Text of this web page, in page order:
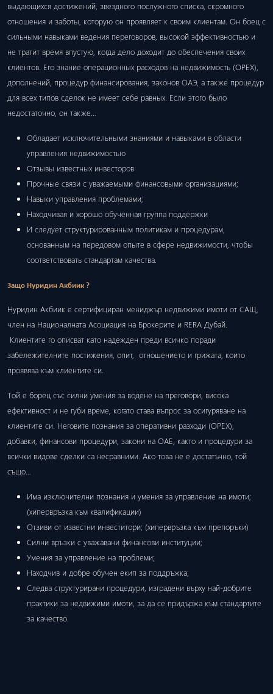
выдающихся достижений, звездного послужного списка, скромного
отношения и заботы, которую он проявляет к своим клиентам. Он боец ​​с
сильными навыками ведения переговоров, высокой эффективностью и
не тратит время впустую, когда дело доходит до обеспечения своих
клиентов. Его знание операционных расходов на недвижимость (OPEX),
дополнений, процедур финансирования, законов ОАЭ, а также процедур
для всех типов сделок не имеет себе равных. Если этого было
недостаточно, он также…
Обладает исключительными знаниями и навыками в области
управления недвижимостью
Отзывы известных инвесторов
Прочные связи с уважаемыми финансовыми организациями;
Навыки управления проблемами;
Находчивая и хорошо обученная группа поддержки
И следует структурированным политикам и процедурам,
основанным на передовом опыте в сфере недвижимости, чтобы
соответствовать стандартам качества.
Защо Нуридин Акбиик ?
Нуридин Акбиик е сертифициран мениджър недвижими имоти от САЩ,
член на Националната Асоциация на Брокерите и RERA Дубай.
Клиентите го описват като надежден преди всичко поради
забележителните постижения, опит, отношението и грижата, които
проявява към клиентите си.
Той е борец със силни умения за водене на преговори, висока
ефективност и не губи време, когато става въпрос за осигуряване на
клиентите си. Неговите познания за оперативни разходи (ОРЕХ),
добавки, финансови процедури, закони на ОАЕ, както и процедури за
всички видове сделки са несравними. Ако това не е достатъчно, той
също…
Има изключителни познания и умения за управление на имоти;
(хипервръзка към квалификации)
Отзиви от известни инвеститори; (хипервръзка към препоръки)
Силни връзки с уважавани финансови институции;
Умения за управление на проблеми;
Находчив и добре обучен екип за поддръжка;
Следва структурирани процедури, изградени върху най-добрите
практики за недвижими имоти, за да се придържа към стандартите
за качество.